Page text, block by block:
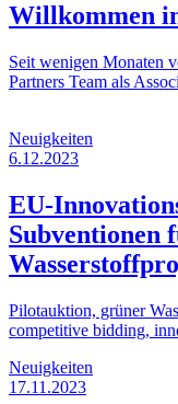
Willkommen
Seit wenigen Monaten
Partners Team als
Neuigkeiten
6.12.2023
EU-
Subventionen
Pilotauktion, grüner
competitive bidding,
Neuigkeiten
17.11.2023